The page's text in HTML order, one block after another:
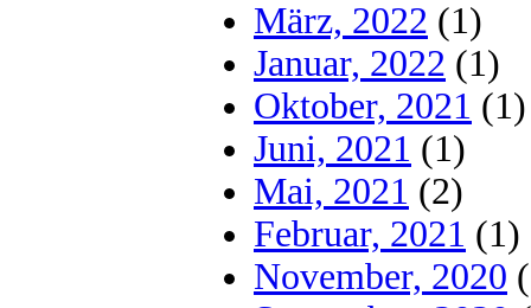
März, 2022 (1)
Januar, 2022 (1)
Oktober, 2021 (1)
Juni, 2021 (1)
Mai, 2021 (2)
Februar, 2021 (1)
November, 2020